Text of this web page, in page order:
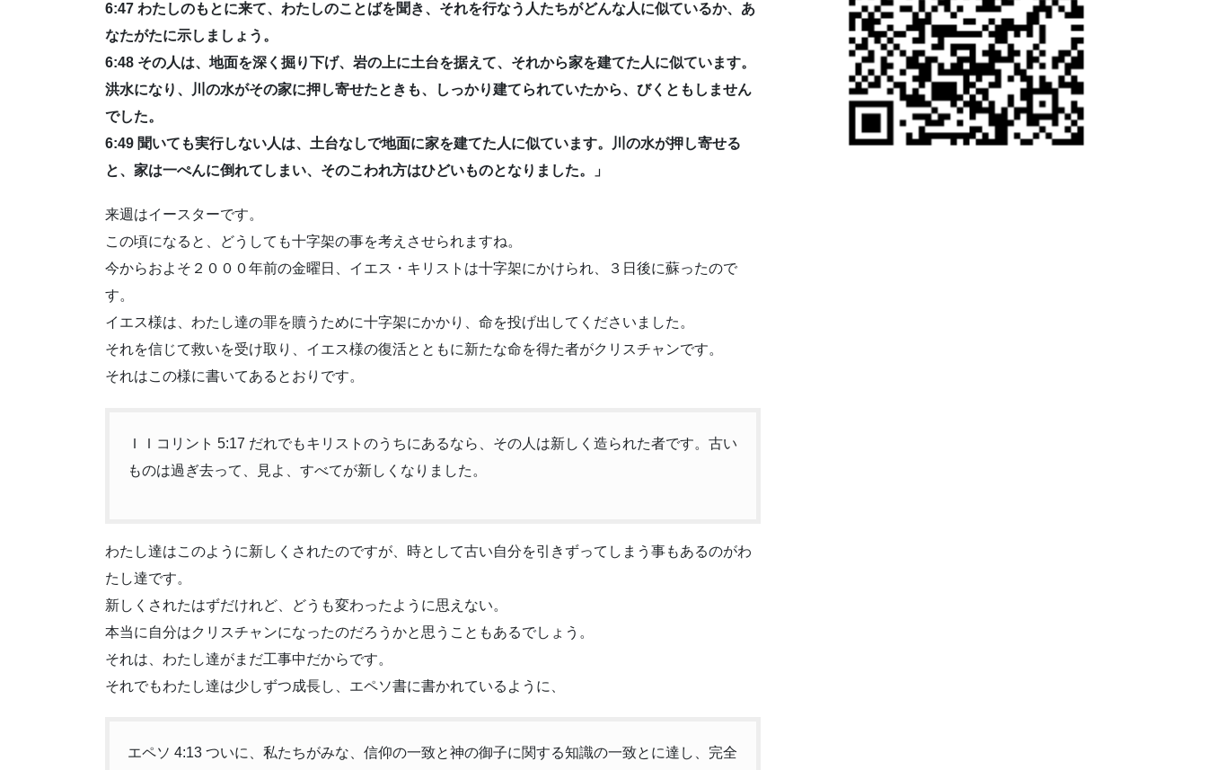
6:47 わたしのもとに来て、わたしのことばを聞き、それを行なう人たちがどんな人に似ているか、あ
なたがたに示しましょう。
6:48 その人は、地面を深く掘り下げ、岩の上に土台を据えて、それから家を建てた人に似ています。
洪水になり、川の水がその家に押し寄せたときも、しっかり建てられていたから、びくともしません
でした。
6:49 聞いても実行しない人は、土台なしで地面に家を建てた人に似ています。川の水が押し寄せる
と、家は一ぺんに倒れてしまい、そのこわれ方はひどいものとなりました。」
来週はイースターです。
この頃になると、どうしても十字架の事を考えさせられますね。
今からおよそ２０００年前の金曜日、イエス・キリストは十字架にかけられ、３日後に蘇ったので
す。
イエス様は、わたし達の罪を贖うために十字架にかかり、命を投げ出してくださいました。
それを信じて救いを受け取り、イエス様の復活とともに新たな命を得た者がクリスチャンです。
それはこの様に書いてあるとおりです。
ＩＩコリント 5:17 だれでもキリストのうちにあるなら、その人は新しく造られた者です。古い
ものは過ぎ去って、見よ、すべてが新しくなりました。
わたし達はこのように新しくされたのですが、時として古い自分を引きずってしまう事もあるのがわ
たし達です。
新しくされたはずだけれど、どうも変わったように思えない。
本当に自分はクリスチャンになったのだろうかと思うこともあるでしょう。
それは、わたし達がまだ工事中だからです。
それでもわたし達は少しずつ成長し、エペソ書に書かれているように、
エペソ 4:13 ついに、私たちがみな、信仰の一致と神の御子に関する知識の一致とに達し、完全